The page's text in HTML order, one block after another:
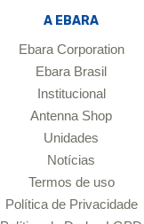
A EBARA
Ebara Corporation
Ebara Brasil
Institucional
Antenna Shop
Unidades
Notícias
Termos de uso
Política de Privacidade